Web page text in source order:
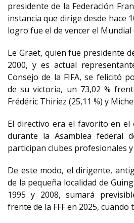
presidente de la Federación
instancia que dirige desde hace
logro fue el de vencer el Mundial
Le Graet, quien fue presidente
2000, y es actual
Consejo de la FIFA, se felicitó
de su victoria, un 73,02 %
Frédéric Thiriez (25,11 %) y
El directivo era el favorito en el
durante la Asamblea federal
participan clubes profesionales
De este modo, el dirigente,
de la pequeña localidad de
1995 y 2008, sumará
frente de la FFF en 2025, cuando